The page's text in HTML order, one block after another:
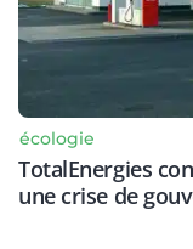
écologie
TotalEnergies
une crise de